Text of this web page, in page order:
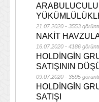
21.07.2020 - 3553
NAKİT
16.07.2020 - 4186
HOLDİNGİN
SATIŞININ
09.07.2020 - 3595
HOLDİNGİN
SATIŞI